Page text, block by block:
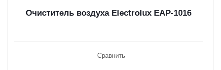
Очиститель воздуха Electrolux EAP-1016
Сравнить